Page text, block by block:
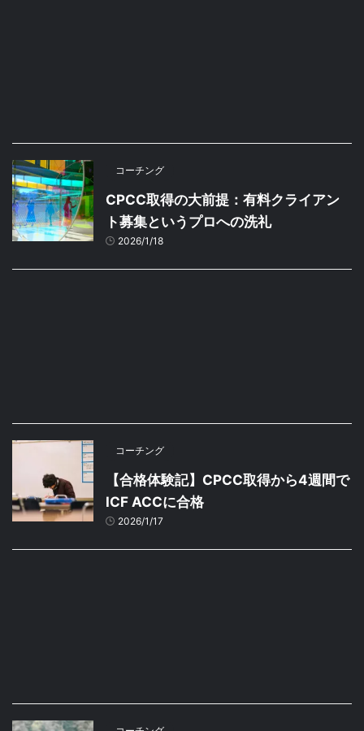
コーチング
CPCC取得の大前提：有料クライアン
ト募集というプロへの洗礼
2026/1/18
コーチング
【合格体験記】CPCC取得から4週間で
ICF ACCに合格
2026/1/17